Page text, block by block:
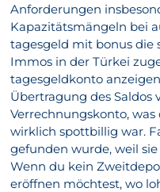
Anforderungen
Kapazitätsmängeln bei
tagesgeld mit bonus die
Immos in der Türkei
tagesgeldkonto
Übertragung des Saldos
Verrechnungskonto,
wirklich spottbillig war.
gefunden wurde, weil
Wenn du kein
eröffnen möchtest, wo